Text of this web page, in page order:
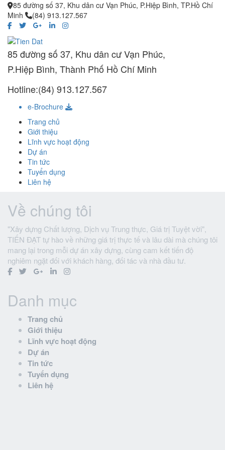
85 đường số 37, Khu dân cư Vạn Phúc, P.Hiệp Bình, TP.Hồ Chí
Minh
(84) 913.127.567
85 đường số 37, Khu dân cư Vạn Phúc,
P.Hiệp Bình, Thành Phố Hồ Chí Minh
Hotline:(84) 913.127.567
e-Brochure
Trang chủ
Giới thiệu
Lĩnh vực hoạt động
Dự án
Tin tức
Tuyển dụng
Liên hệ
Về chúng tôi
"Xây dựng Chất lượng, Dịch vụ Trung thực, Giá trị Tuyệt vời",
TIẾN ĐẠT tự hào về những giá trị thực tế và lâu dài mà chúng tôi
mang lại trong mỗi dự án xây dựng, cùng cam kết tiến độ
nghiêm ngặt đối với khách hàng, đối tác và nhà đầu tư.
Danh mục
Trang chủ
Giới thiệu
Lĩnh vực hoạt động
Dự án
Tin tức
Tuyển dụng
Liên hệ